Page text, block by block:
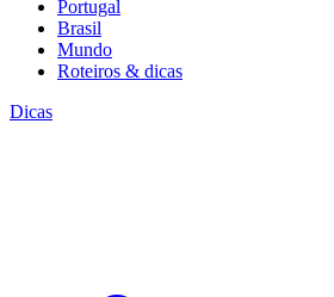
Portugal
Brasil
Mundo
Roteiros & dicas
Dicas